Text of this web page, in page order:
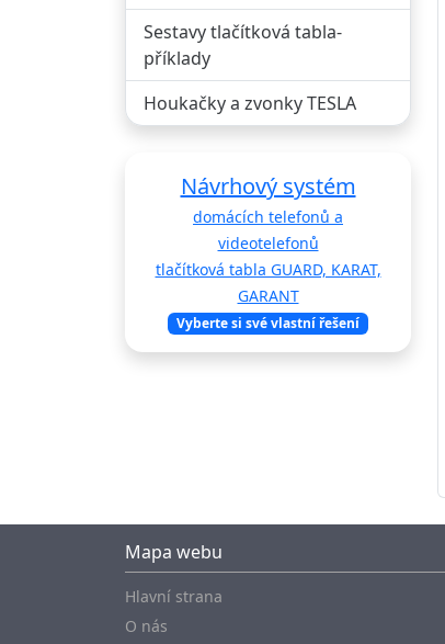
Sestavy tlačítková tabla-
příklady
Houkačky a zvonky TESLA
Návrhový systém
domácích telefonů a
videotelefonů
tlačítková tabla GUARD, KARAT,
GARANT
Vyberte si své vlastní řešení
Mapa webu
Hlavní strana
O nás